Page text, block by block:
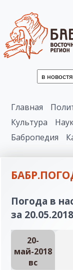
Главная
Культура
Бабропедия
Погода в
за 20.05.2018
20-
май-2018
вc